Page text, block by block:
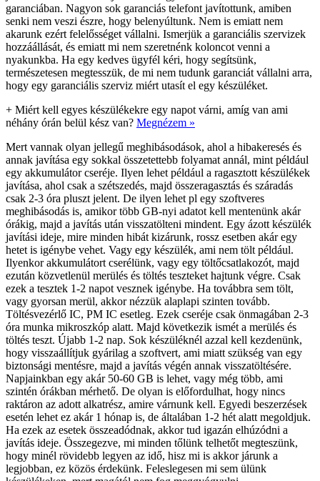
garanciában. Nagyon sok garanciás telefont javítottunk, amiben
senki nem veszi észre, hogy belenyúltunk. Nem is emiatt nem
akarunk ezért felelősséget vállalni. Ismerjük a garanciális szervizek
hozzáállását, és emiatt mi nem szeretnénk koloncot venni a
nyakunkba. Ha egy kedves ügyfél kéri, hogy segítsünk,
természetesen megtesszük, de mi nem tudunk garanciát vállalni arra,
hogy egy garanciális szerviz miért utasít el egy készüléket.
+ Miért kell egyes készülékekre egy napot várni, amíg van ami
néhány órán belül kész van? Megnézem »
Mert vannak olyan jellegű meghibásodások, ahol a hibakeresés és
annak javítása egy sokkal összetettebb folyamat annál, mint például
egy akkumulátor cseréje. Ilyen lehet például a ragasztott készülékek
javítása, ahol csak a szétszedés, majd összeragasztás és száradás
csak 2-3 óra pluszt jelent. De ilyen lehet pl egy szoftveres
meghibásodás is, amikor több GB-nyi adatot kell mentenünk akár
órákig, majd a javítás után visszatölteni mindent. Egy ázott készülék
javítási ideje, mire minden hibát kizárunk, rossz esetben akár egy
hetet is igénybe vehet. Vagy egy készülék, ami nem tölt például.
Ilyenkor akkumulátort cserélünk, vagy egy töltőcsatlakozót, majd
ezután közvetlenül merülés és töltés teszteket hajtunk végre. Csak
ezek a tesztek 1-2 napot vesznek igénybe. Ha továbbra sem tölt,
vagy gyorsan merül, akkor nézzük alaplapi szinten tovább.
Töltésvezérlő IC, PM IC esetleg. Ezek cseréje csak önmagában 2-3
óra munka mikroszkóp alatt. Majd következik ismét a merülés és
töltés teszt. Újabb 1-2 nap. Sok készüléknél azzal kell kezdenünk,
hogy visszaállítjuk gyárilag a szoftvert, ami miatt szükség van egy
biztonsági mentésre, majd a javítás végén annak visszatöltésére.
Napjainkban egy akár 50-60 GB is lehet, vagy még több, ami
szintén órákban mérhető. De olyan is előfordulhat, hogy nincs
raktáron az adott alkatrész, amire várnunk kell. Egyedi beszerzések
esetén lehet ez akár 1 hónap is, de általában 1-2 hét alatt megoldjuk.
Ha ezek az esetek összeadódnak, akkor tud igazán elhúzódni a
javítás ideje. Összegezve, mi minden tőlünk telhetőt megteszünk,
hogy minél rövidebb legyen az idő, hisz mi is akkor járunk a
legjobban, ez közös érdekünk. Feleslegesen mi sem ülünk